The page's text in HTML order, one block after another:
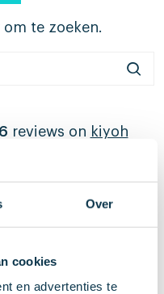
Over
cookies
en advertenties te
te zoeken.
reviews on kiyoh